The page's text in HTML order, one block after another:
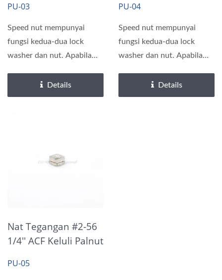
Zink Jernih
PU-03
Speed nut mempunyai
fungsi kedua-dua lock
washer dan nut. Apabila
Details
PU-04
Speed nut mempunyai
fungsi kedua-dua lock
washer dan nut. Apabila
Details
Nat Tegangan #2-56
1/4'' ACF Keluli Palnut
PU-05